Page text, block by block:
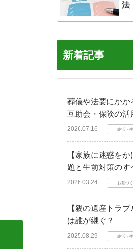
法
新着記事
葬儀や法要にかか
互助会・保険の活
2026.07.16 終活・
【家族に迷惑を
題と生前対策のす
2026.03.24 お墓づ
【親の遺産トラ
は誰が継ぐ？
2025.08.29 終活・